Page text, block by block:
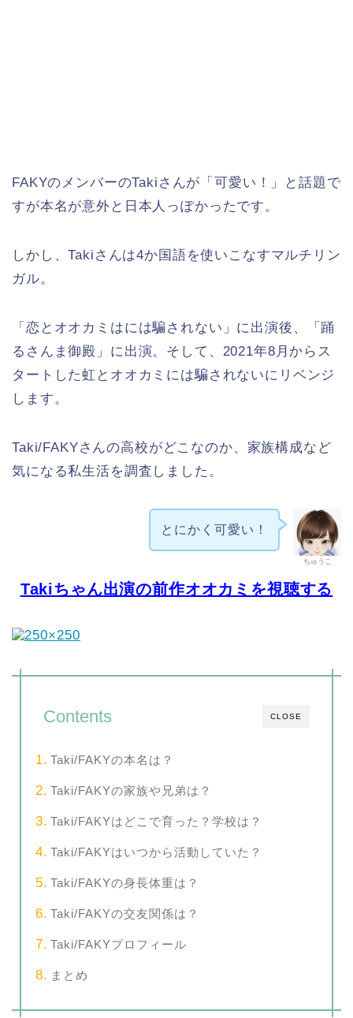
FAKYのメンバーのTakiさんが「可愛い！」と話題で
すが本名が意外と日本人っぽかったです。
しかし、Takiさんは4か国語を使いこなすマルチリン
ガル。
「恋とオオカミはには騙されない」に出演後、「踊
るさんま御殿」に出演。そして、2021年8月からス
タートした虹とオオカミには騙されないにリベンジ
します。
Taki/FAKYさんの高校がどこなのか、家族構成など
気になる私生活を調査しました。
ちゅうこ
とにかく可愛い！
Takiちゃん出演の前作オオカミを視聴する
CLOSE
Contents
Taki/FAKYの本名は？
Taki/FAKYの家族や兄弟は？
Taki/FAKYはどこで育った？学校は？
Taki/FAKYはいつから活動していた？
Taki/FAKYの身長体重は？
Taki/FAKYの交友関係は？
Taki/FAKYプロフィール
まとめ